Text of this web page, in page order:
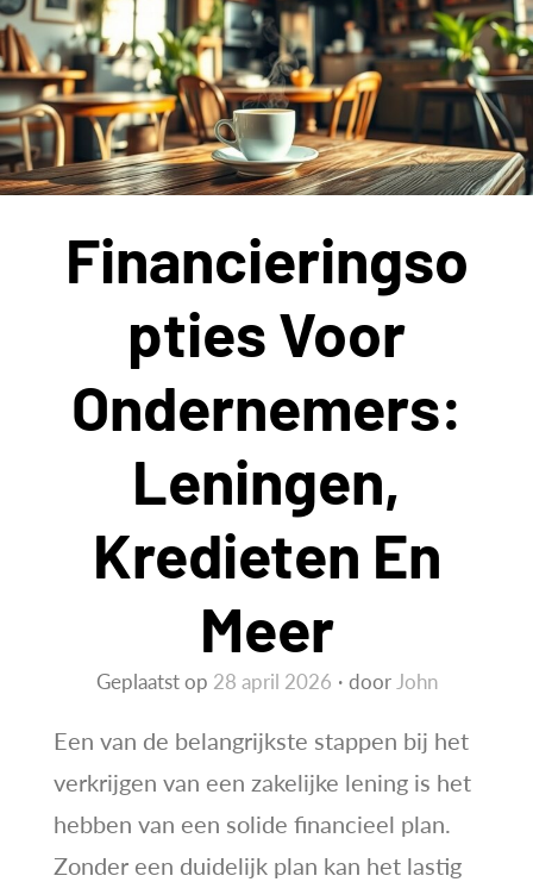
Financieringso
Pties Voor
Ondernemers:
Leningen,
Kredieten En
Meer
Geplaatst op 28 april 2026 door John
Een van de belangrijkste stappen bij het
verkrijgen van een zakelijke lening is het
hebben van een solide financieel plan.
Zonder een duidelijk plan kan het lastig